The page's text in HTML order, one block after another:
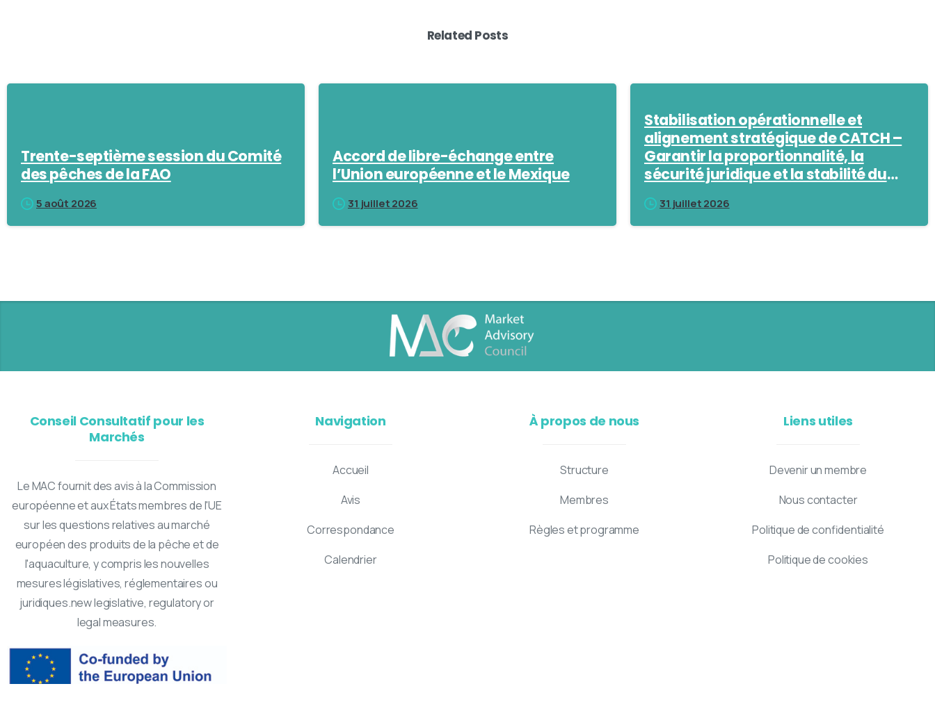
Related Posts
Trente-septième session du Comité
des pêches de la FAO
5 août 2026
Accord de libre-échange entre
l’Union européenne et le Mexique
31 juillet 2026
Stabilisation opérationnelle et
alignement stratégique de CATCH –
Garantir la proportionnalité, la
sécurité juridique et la stabilité du
31 juillet 2026
Conseil Consultatif pour les
Marchés
Le MAC fournit des avis à la Commission
européenne et aux États membres de l'UE
sur les questions relatives au marché
européen des produits de la pêche et de
l'aquaculture, y compris les nouvelles
mesures législatives, réglementaires ou
juridiques.new legislative, regulatory or
legal measures.
Navigation
Accueil
Avis
Correspondance
Calendrier
À propos de nous
Structure
Membres
Règles et programme
Liens utiles
Devenir un membre
Nous contacter
Politique de confidentialité
Politique de cookies